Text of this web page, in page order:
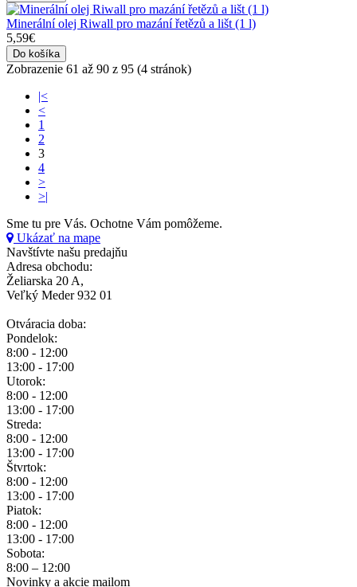
Minerální olej Riwall pro mazání řetězů a lišt (1 l)
5,59€
Do košíka
Zobrazenie 61 až 90 z 95 (4 stránok)
|<
<
1
2
3
4
>
>|
Sme tu pre Vás. Ochotne Vám pomôžeme.
Ukázať na mape
Navštívte našu predajňu
Adresa obchodu:
Želiarska 20 A,
Veľký Meder 932 01
Otváracia doba:
Pondelok:
8:00 - 12:00
13:00 - 17:00
Utorok:
8:00 - 12:00
13:00 - 17:00
Streda:
8:00 - 12:00
13:00 - 17:00
Štvrtok:
8:00 - 12:00
13:00 - 17:00
Piatok:
8:00 - 12:00
13:00 - 17:00
Sobota:
8:00 – 12:00
Novinky a akcie mailom